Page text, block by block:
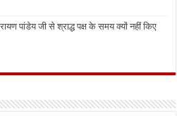
पांडेय जी से श्राद्ध पक्ष के समय क्यों नहीं किए